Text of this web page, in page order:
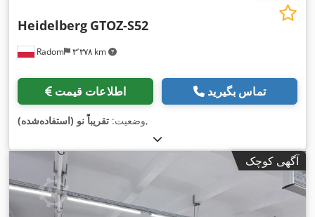
Radom ۳٬۳۷۸ km
Heidelberg GTOZ-S52
اطلاعات قیمت تماس بگیرید
وضعیت: تقریباً نو (استفاده‌شده) ,
آگهی کوچک